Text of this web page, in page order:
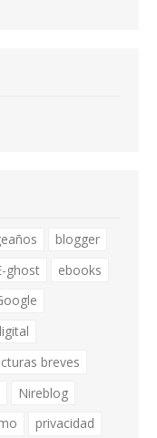
blogger
ghost
ebooks
breves
Nireblog
privacidad